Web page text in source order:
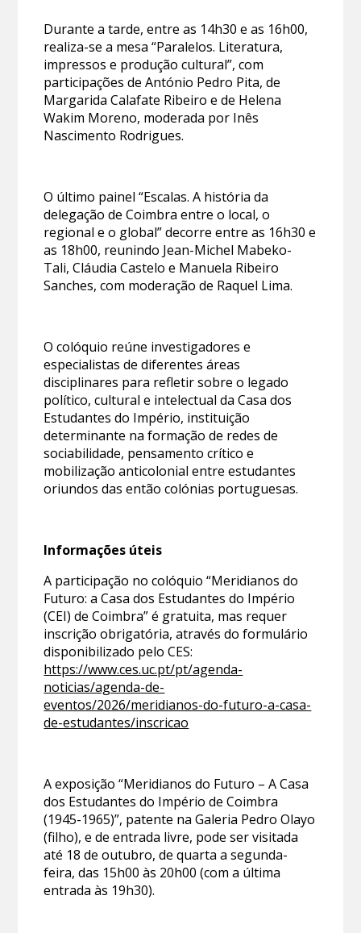
Durante a tarde, entre as 14h30 e as 16h00,
realiza-se a mesa “Paralelos. Literatura,
impressos e produção cultural”, com
participações de António Pedro Pita, de
Margarida Calafate Ribeiro e de Helena
Wakim Moreno, moderada por Inês
Nascimento Rodrigues.
O último painel “Escalas. A história da
delegação de Coimbra entre o local, o
regional e o global” decorre entre as 16h30 e
as 18h00, reunindo Jean-Michel Mabeko-
Tali, Cláudia Castelo e Manuela Ribeiro
Sanches, com moderação de Raquel Lima.
O colóquio reúne investigadores e
especialistas de diferentes áreas
disciplinares para refletir sobre o legado
político, cultural e intelectual da Casa dos
Estudantes do Império, instituição
determinante na formação de redes de
sociabilidade, pensamento crítico e
mobilização anticolonial entre estudantes
oriundos das então colónias portuguesas.
Informações úteis
A participação no colóquio “Meridianos do
Futuro: a Casa dos Estudantes do Império
(CEI) de Coimbra” é gratuita, mas requer
inscrição obrigatória, através do formulário
disponibilizado pelo CES:
https://www.ces.uc.pt/pt/agenda-
noticias/agenda-de-
eventos/2026/meridianos-do-futuro-a-casa-
de-estudantes/inscricao
A exposição “Meridianos do Futuro – A Casa
dos Estudantes do Império de Coimbra
(1945-1965)”, patente na Galeria Pedro Olayo
(filho), e de entrada livre, pode ser visitada
até 18 de outubro, de quarta a segunda-
feira, das 15h00 às 20h00 (com a última
entrada às 19h30).